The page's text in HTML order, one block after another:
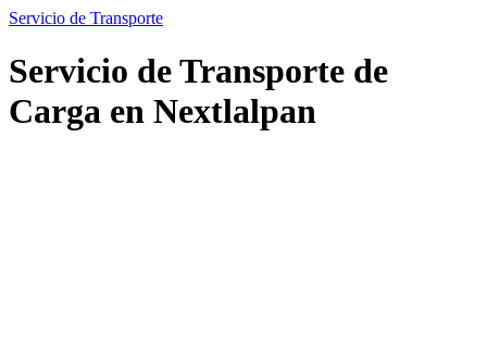
Servicio de Transporte
Servicio de Transporte de
Carga en Nextlalpan